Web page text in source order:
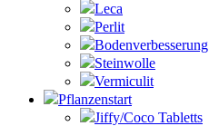
Leca
Perlit
Bodenverbesserung
Steinwolle
Vermiculit
Pflanzenstart
Jiffy/Coco Tabletts